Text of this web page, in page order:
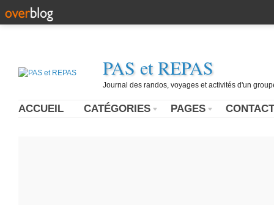
PAS et REPAS
Journal des randos, voyages et activités d'un
ACCUEIL CATÉGORIES PAGES CONTACT